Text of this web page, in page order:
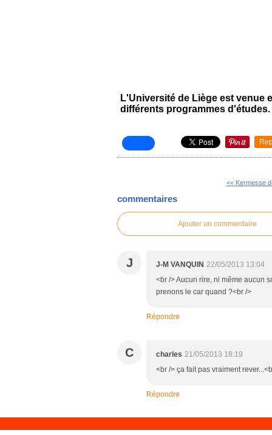
L'Université de Liège est venue
différents programmes d'études.
<< Kermesse
commentaires
Ajouter un commentaire
J J-M VANQUIN 22/05/2013 13:04
<br /> Aucun rire, ni même aucun
prenons le car quand ?<br />
Répondre
C charles 21/05/2013 18:19
<br /> ça fait pas vraiment
Répondre